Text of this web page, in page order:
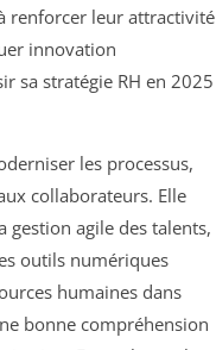
renforcer leur attractivité
innovation
sa stratégie RH en 2025
les processus,
collaborateurs. Elle
agile des talents,
outils numériques
humaines dans
bonne compréhension